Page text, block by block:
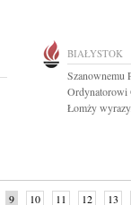
BIAŁYSTOK
Szanownemu
Ordynatorowi
Łomży
9 10 11 12 13